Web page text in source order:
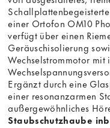
einer Ortofon OM10
verfügt über einen
Geräuschisolierung
Wechselstrommotor mit
Ergänzt durch eine
einer resonanzarmen
außergewöhnliches
Staubschutzhaube